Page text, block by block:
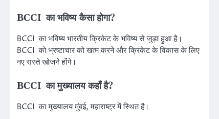
BCCI का भविष्य कैसा होगा?
BCCI का भविष्य भारतीय क्रिकेट के भविष्य से जुड़ा हुआ है।
BCCI को भ्रष्टाचार को खत्म करने और क्रिकेट के विकास के लिए
नए रास्ते खोजने होंगे।
BCCI का मुख्यालय कहाँ है?
BCCI का मुख्यालय मुंबई, महाराष्ट्र में स्थित है।